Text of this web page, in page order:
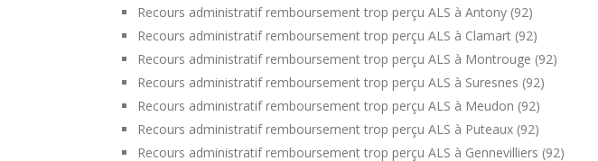
Recours administratif remboursement trop perçu ALS à Antony (92)
Recours administratif remboursement trop perçu ALS à Clamart (92)
Recours administratif remboursement trop perçu ALS à Montrouge (92)
Recours administratif remboursement trop perçu ALS à Suresnes (92)
Recours administratif remboursement trop perçu ALS à Meudon (92)
Recours administratif remboursement trop perçu ALS à Puteaux (92)
Recours administratif remboursement trop perçu ALS à Gennevilliers (92)